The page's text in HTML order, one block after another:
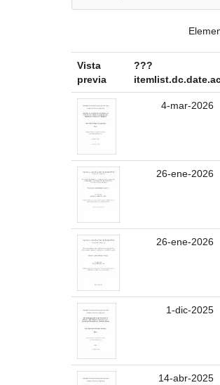
Vista
previa
???
4-mar-2026
26-ene-2026
26-ene-2026
1-dic-2025
14-abr-2025